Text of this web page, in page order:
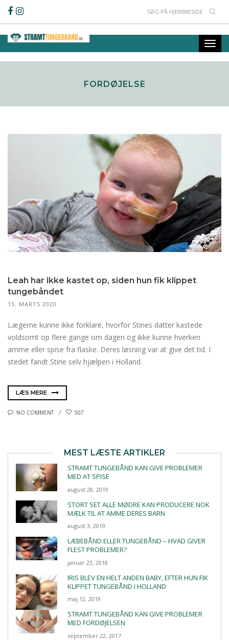
FORDØJELSE
Leah har ikke kastet op, siden hun fik klippet
tungebåndet
15. MARTS 2020
Lægerne kunne ikke forklare, hvorfor Stines datter kastede
voldsomt op flere gange om dagen og ikke kunne hverken
amme eller spise fra flaske. Deres løsning var at give det tid. I
stedet fandt Stine selv hjælpen i Holland.
LÆS MERE
NO COMMENT 507
MEST LÆSTE ARTIKLER
STRAMT TUNGEBÅND KAN GIVE PROBLEMER
MED AT SPISE
august 28, 2019
STORT SET ALLE MØDRE KAN PRODUCERE NOK
MÆLK TIL AT AMME DERES BARN
august 3, 2019
LÆBEBÅND ELLER TUNGEBÅND – HVAD GIVER
FLEST PROBLEMER?
januar 23, 2018
IRIS BLEV EN HELT ANDEN BABY, EFTER HUN FIK
KLIPPET TUNGEBÅND I HOLLAND
maj 12, 2019
STRAMT TUNGEBÅND KAN GIVE PROBLEMER
MED FORDØJELSEN
september 22, 2017